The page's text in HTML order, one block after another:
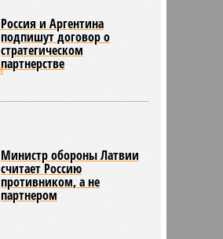
Россия и Аргентина
подпишут договор о
стратегическом
партнерстве
Министр обороны Латвии
считает Россию
противником, а не
партнером